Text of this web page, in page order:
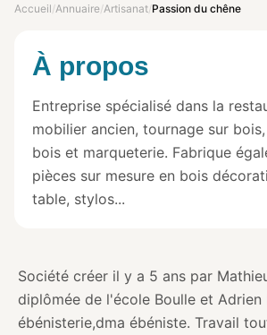
Accueil/Annuaire/Artisanat/Passion du chêne
Société créer il y a 5 ans par
diplômée de l'école Boulle et Adrien
ébénisterie,dma ébéniste. Travail
À propos
Entreprise spécialisé dans la
mobilier ancien, tournage sur
bois et marqueterie. Fabrique
pièces sur mesure en bois
table, stylos...